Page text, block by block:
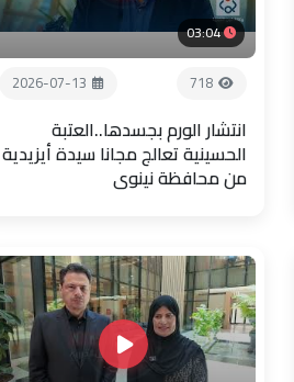
03:04
718
2026-07-13
انتشار الورم بجسدها..العتبة
الحسينية تعالج مجانا سيدة أيزيدية
من محافظة نينوى